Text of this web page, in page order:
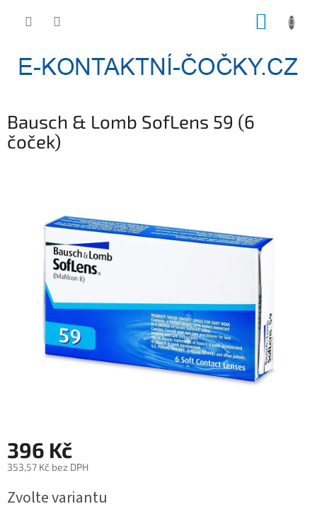
Bausch & Lomb SofLens 59 (6
čoček)
396 Kč
353,57 Kč bez DPH
cena:
Zvolte variantu